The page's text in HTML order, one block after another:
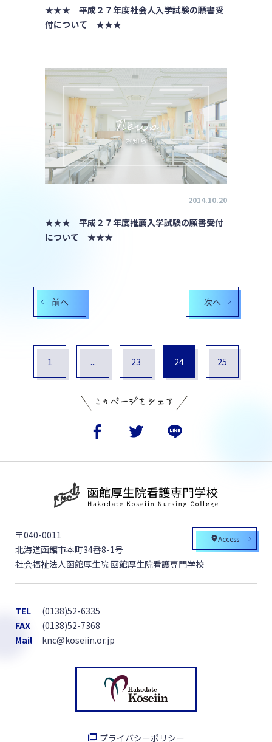
★★★ 平成２７年度社会人入学試験の願書受
付について ★★★
2014.10.20
★★★ 平成２７年度推薦入学試験の願書受付
について ★★★
前へ
1 ... 23 24 25
次へ
Access
〒040-0011
北海道函館市本町34番8-1号
社会福祉法人函館厚生院 函館厚生院看護専門学校
TEL
(0138)52-6335
FAX
(0138)52-7368
Mail
knc@koseiin.or.jp
プライバシーポリシー